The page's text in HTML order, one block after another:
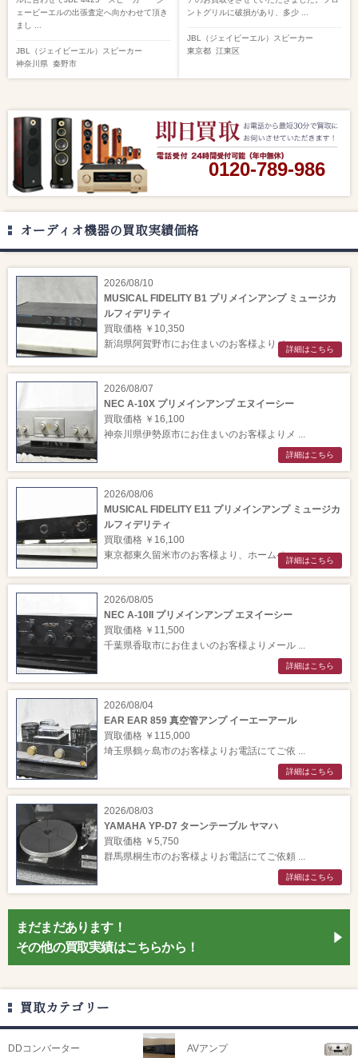
ェービーエルの出張査定へ向かわせて頂き
まし ...
JBL（ジェイビーエル） スピーカー
神奈川県 秦野市
ントグリルに破損があり、多少 ...
JBL（ジェイビーエル） スピーカー
東京都 江東区
0120-789-986
オーディオ機器の買取実績価格
2026/08/10
MUSICAL FIDELITY B1 プリメインアンプ ミュージカ
ルフィデリティ
買取価格 ￥10,350
新潟県阿賀野市にお住まいのお客様よりメー ...詳細はこちら
2026/08/07
NEC A-10X プリメインアンプ エヌイーシー
買取価格 ￥16,100
神奈川県伊勢原市にお住まいのお客様よりメ ...
詳細はこちら
2026/08/06
MUSICAL FIDELITY E11 プリメインアンプ ミュージカ
ルフィデリティ
買取価格 ￥16,100
東京都東久留米市のお客様より、ホームペー ...詳細はこちら
2026/08/05
NEC A-10II プリメインアンプ エヌイーシー
買取価格 ￥11,500
千葉県香取市にお住まいのお客様よりメール ...
詳細はこちら
2026/08/04
EAR EAR 859 真空管アンプ イーエーアール
買取価格 ￥115,000
埼玉県鶴ヶ島市のお客様よりお電話にてご依 ...
詳細はこちら
2026/08/03
YAMAHA YP-D7 ターンテーブル ヤマハ
買取価格 ￥5,750
群馬県桐生市のお客様よりお電話にてご依頼 ...
詳細はこちら
まだまだあります！
その他の買取実績はこちらから！
買取カテゴリー
DDコンバーター AVアンプ